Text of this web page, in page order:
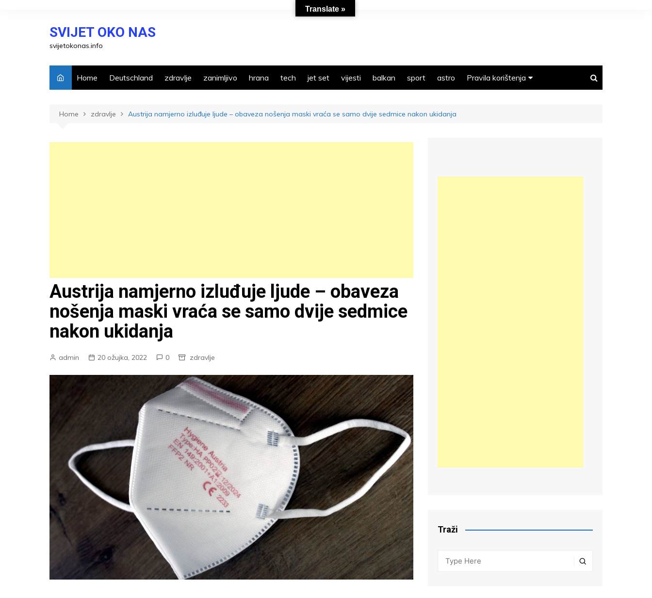
SVIJET OKO NAS
svijetokonas.info
Home Deutschland zdravlje zanimljivo hrana tech jet set vijesti balkan sport astro Pravila korištenja
Home zdravlje Austrija namjerno izluđuje ljude – obaveza nošenja maski vraća se samo dvije sedmice nakon ukidanja
Austrija namjerno izluđuje ljude – obaveza
nošenja maski vraća se samo dvije sedmice
nakon ukidanja
admin 20 ožujka, 2022 0 zdravlje
Traži
Translate »